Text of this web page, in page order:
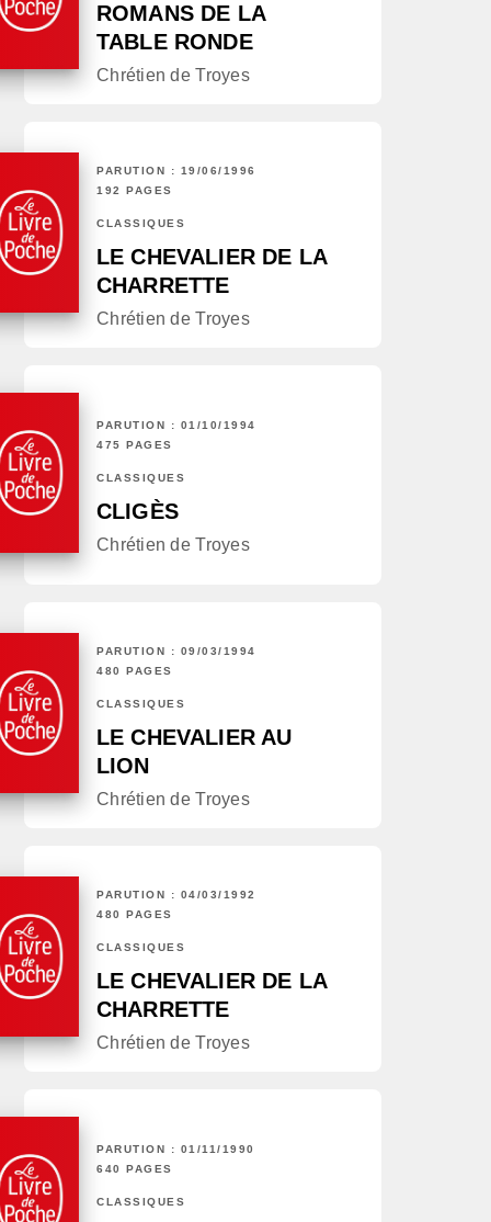
ROMANS DE LA
TABLE RONDE
Chrétien de Troyes
PARUTION : 19/06/1996
192 PAGES
CLASSIQUES
LE CHEVALIER DE LA
CHARRETTE
Chrétien de Troyes
PARUTION : 01/10/1994
475 PAGES
CLASSIQUES
CLIGÈS
Chrétien de Troyes
PARUTION : 09/03/1994
480 PAGES
CLASSIQUES
LE CHEVALIER AU
LION
Chrétien de Troyes
PARUTION : 04/03/1992
480 PAGES
CLASSIQUES
LE CHEVALIER DE LA
CHARRETTE
Chrétien de Troyes
PARUTION : 01/11/1990
640 PAGES
CLASSIQUES